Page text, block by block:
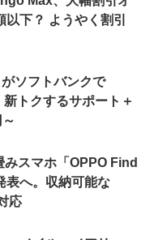
下？ ようやく割引
ソフトバンクで
トクするサポート＋
スマホ「OPPO Find
表へ。収納可能な
応